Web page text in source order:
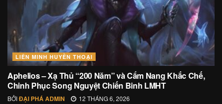
LIÊN MINH HUYỀN THOẠI
Aphelios – Xạ Thủ “200 Năm” và Cẩm Nang Khắc Chế,
Chinh Phục Song Nguyệt Chiến Binh LMHT
BỞIĐẠI PHÁ ADMIN 12 THÁNG 6, 2026